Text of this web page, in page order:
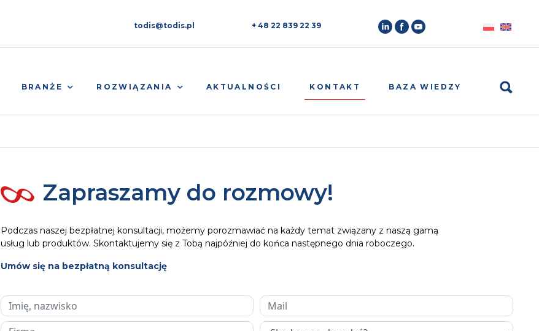
todis@todis.pl + 48 22 839 22 39
BRANŻE ROZWIĄZANIA AKTUALNOŚCI KONTAKT BAZA WIEDZY Search
Zapraszamy do rozmowy!
Podczas naszej bezpłatnej konsultacji, możemy porozmawiać na każdy temat związany z naszą gamą
usług lub produktów. Skontaktujemy się z Tobą najpóźniej do końca następnego dnia roboczego.
Umów się na bezpłatną konsultację